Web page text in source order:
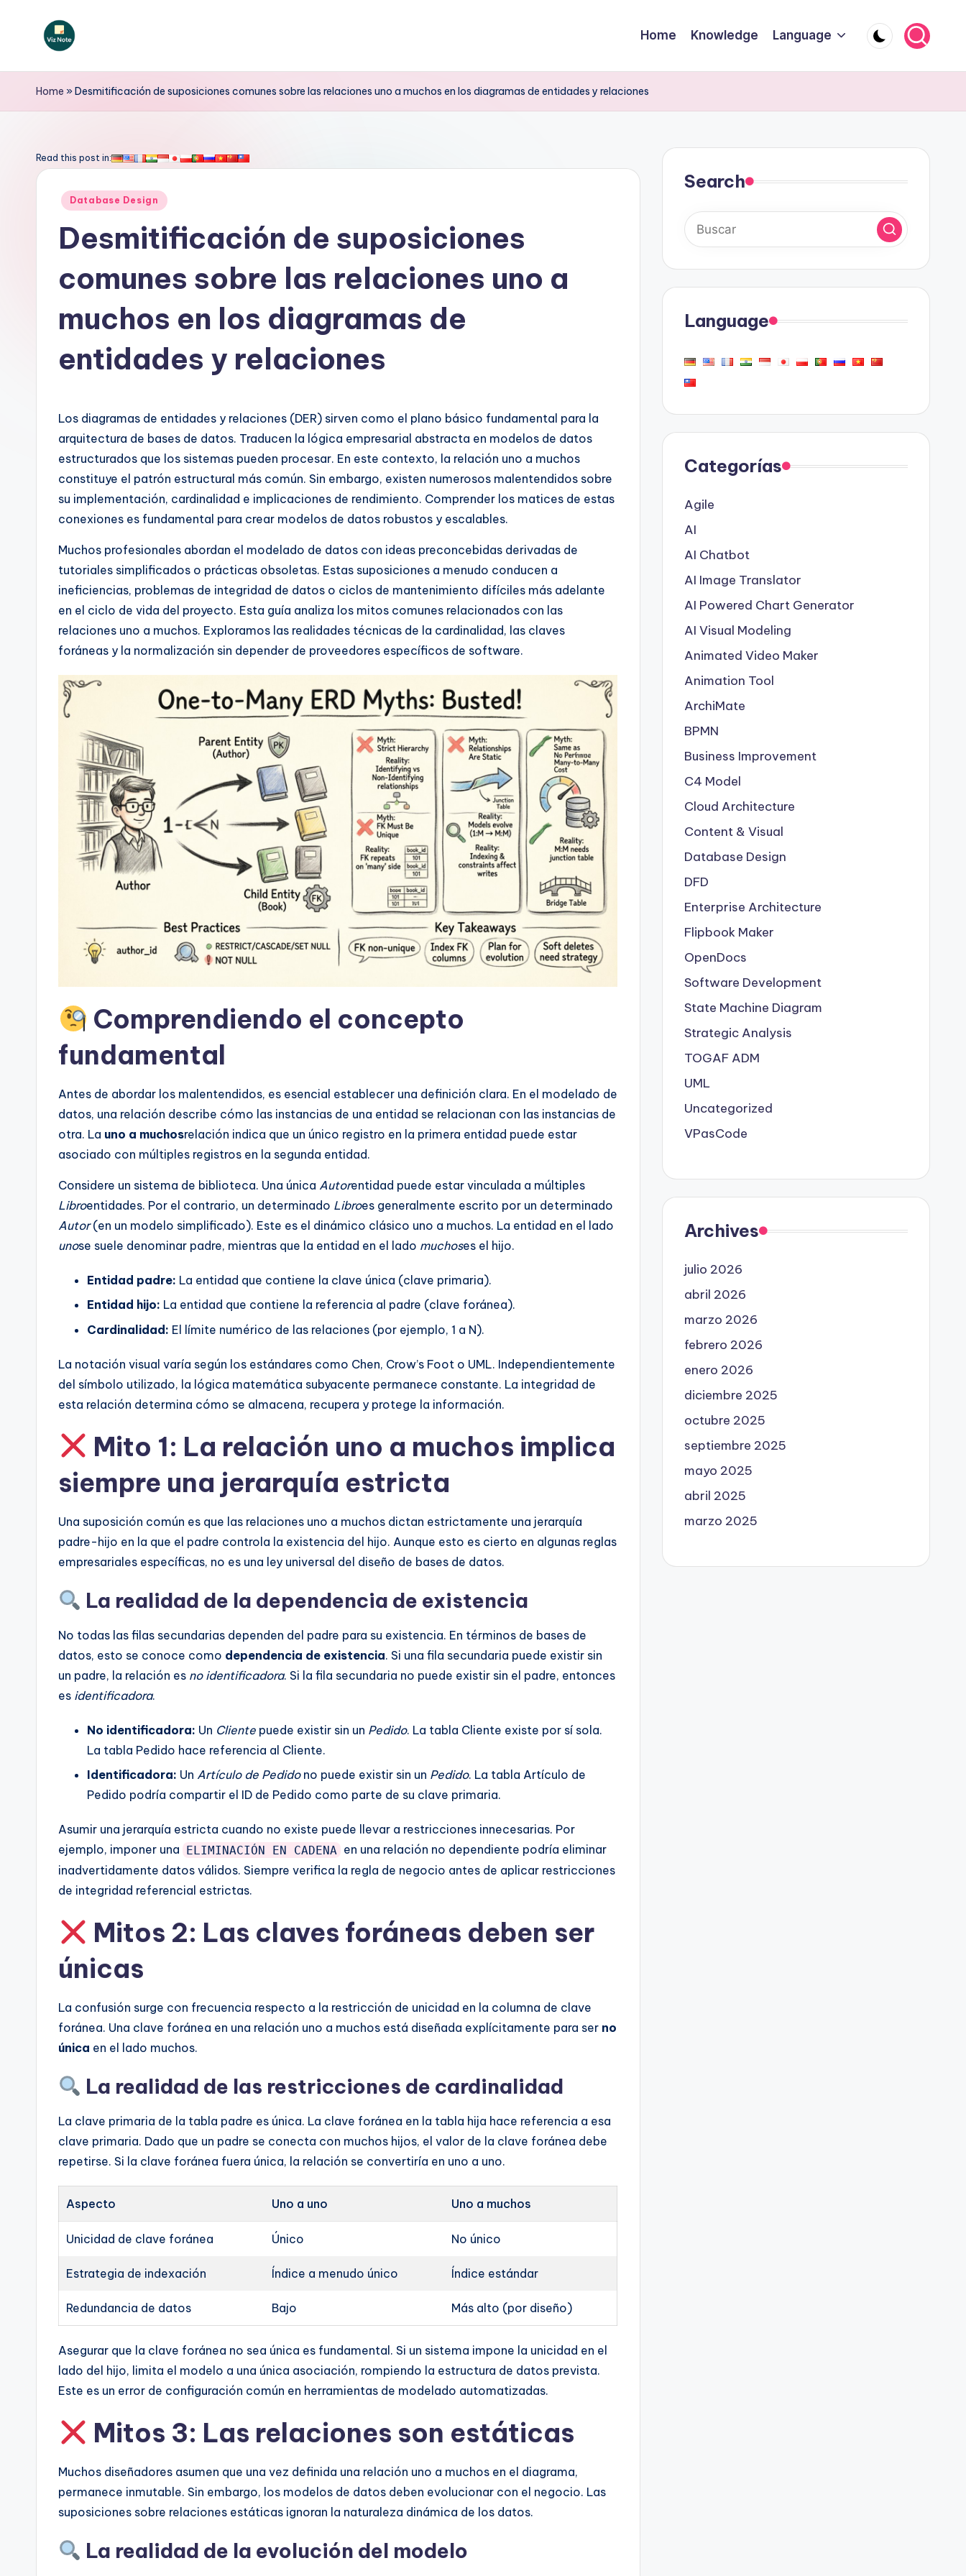
V
iz
o
is
A
si
tr
Home Knowledge Language
Home »Desmitificación de suposiciones comunes sobre las relaciones uno a muchos en los diagramas de entidades y relaciones
Read this post in:
Publicado
Database Design
Desmitificación de suposiciones
comunes sobre las relaciones uno a
muchos en los diagramas de
entidades y relaciones
Los diagramas de entidades y relaciones (DER) sirven como el plano básico fundamental para la
arquitectura de bases de datos. Traducen la lógica empresarial abstracta en modelos de datos
estructurados que los sistemas pueden procesar. En este contexto, la relación uno a muchos
constituye el patrón estructural más común. Sin embargo, existen numerosos malentendidos sobre
su implementación, cardinalidad e implicaciones de rendimiento. Comprender los matices de estas
conexiones es fundamental para crear modelos de datos robustos y escalables.
Muchos profesionales abordan el modelado de datos con ideas preconcebidas derivadas de
tutoriales simplificados o prácticas obsoletas. Estas suposiciones a menudo conducen a
ineficiencias, problemas de integridad de datos o ciclos de mantenimiento difíciles más adelante
en el ciclo de vida del proyecto. Esta guía analiza los mitos comunes relacionados con las
relaciones uno a muchos. Exploramos las realidades técnicas de la cardinalidad, las claves
foráneas y la normalización sin depender de proveedores específicos de software.
Comprendiendo el concepto
fundamental
Antes de abordar los malentendidos, es esencial establecer una definición clara. En el modelado de
datos, una relación describe cómo las instancias de una entidad se relacionan con las instancias de
otra. La uno a muchosrelación indica que un único registro en la primera entidad puede estar
asociado con múltiples registros en la segunda entidad.
Considere un sistema de biblioteca. Una única Autorentidad puede estar vinculada a múltiples
Libroentidades. Por el contrario, un determinado Libroes generalmente escrito por un determinado
Autor(en un modelo simplificado). Este es el dinámico clásico uno a muchos. La entidad en el lado
unose suele denominar padre, mientras que la entidad en el lado muchoses el hijo.
Entidad padre: La entidad que contiene la clave única (clave primaria).
Entidad hijo: La entidad que contiene la referencia al padre (clave foránea).
Cardinalidad: El límite numérico de las relaciones (por ejemplo, 1 a N).
La notación visual varía según los estándares como Chen, Crow’s Foot o UML. Independientemente
del símbolo utilizado, la lógica matemática subyacente permanece constante. La integridad de
esta relación determina cómo se almacena, recupera y protege la información.
Mito 1: La relación uno a muchos implica
siempre una jerarquía estricta
Una suposición común es que las relaciones uno a muchos dictan estrictamente una jerarquía
padre-hijo en la que el padre controla la existencia del hijo. Aunque esto es cierto en algunas reglas
empresariales específicas, no es una ley universal del diseño de bases de datos.
La realidad de la dependencia de existencia
No todas las filas secundarias dependen del padre para su existencia. En términos de bases de
datos, esto se conoce como dependencia de existencia. Si una fila secundaria puede existir sin
un padre, la relación es no identificadora. Si la fila secundaria no puede existir sin el padre, entonces
es identificadora.
No identificadora: Un Cliente puede existir sin un Pedido. La tabla Cliente existe por sí sola.
La tabla Pedido hace referencia al Cliente.
Identificadora: Un Artículo de Pedidono puede existir sin un Pedido. La tabla Artículo de
Pedido podría compartir el ID de Pedido como parte de su clave primaria.
Asumir una jerarquía estricta cuando no existe puede llevar a restricciones innecesarias. Por
ejemplo, imponer una ELIMINACIÓN EN CADENA en una relación no dependiente podría eliminar
inadvertidamente datos válidos. Siempre verifica la regla de negocio antes de aplicar restricciones
de integridad referencial estrictas.
Mitos 2: Las claves foráneas deben ser
únicas
La confusión surge con frecuencia respecto a la restricción de unicidad en la columna de clave
foránea. Una clave foránea en una relación uno a muchos está diseñada explícitamente para ser no
única en el lado muchos.
La realidad de las restricciones de cardinalidad
La clave primaria de la tabla padre es única. La clave foránea en la tabla hija hace referencia a esa
clave primaria. Dado que un padre se conecta con muchos hijos, el valor de la clave foránea debe
repetirse. Si la clave foránea fuera única, la relación se convertiría en uno a uno.
Aspecto Uno a uno Uno a muchos
Unicidad de clave foránea Único No único
Estrategia de indexación Índice a menudo único Índice estándar
Redundancia de datos Bajo Más alto (por diseño)
Asegurar que la clave foránea no sea única es fundamental. Si un sistema impone la unicidad en el
lado del hijo, limita el modelo a una única asociación, rompiendo la estructura de datos prevista.
Este es un error de configuración común en herramientas de modelado automatizadas.
Mitos 3: Las relaciones son estáticas
Muchos diseñadores asumen que una vez definida una relación uno a muchos en el diagrama,
permanece inmutable. Sin embargo, los modelos de datos deben evolucionar con el negocio. Las
suposiciones sobre relaciones estáticas ignoran la naturaleza dinámica de los datos.
La realidad de la evolución del modelo
Search
Language
Categorías
Agile
AI
AI Chatbot
AI Image Translator
AI Powered Chart Generator
AI Visual Modeling
Animated Video Maker
Animation Tool
ArchiMate
BPMN
Business Improvement
C4 Model
Cloud Architecture
Content & Visual
Database Design
DFD
Enterprise Architecture
Flipbook Maker
OpenDocs
Software Development
State Machine Diagram
Strategic Analysis
TOGAF ADM
UML
Uncategorized
VPasCode
Archives
julio 2026
abril 2026
marzo 2026
febrero 2026
enero 2026
diciembre 2025
octubre 2025
septiembre 2025
mayo 2025
abril 2025
marzo 2025